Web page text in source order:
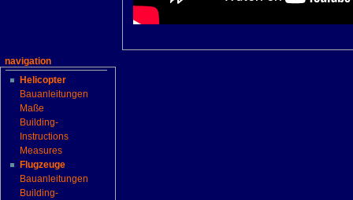
navigation
Helicopter
Bauanleitungen
Maße
Building-
Instructions
Measures
Flugzeuge
Bauanleitungen
Building-